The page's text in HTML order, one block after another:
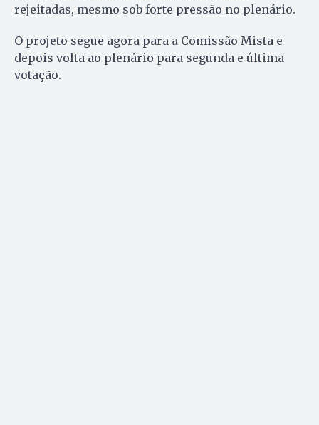
rejeitadas, mesmo sob forte pressão no plenário.
O projeto segue agora para a Comissão Mista e
depois volta ao plenário para segunda e última
votação.